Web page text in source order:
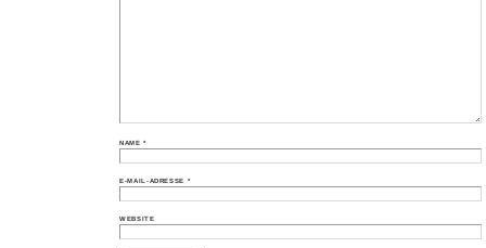
NAME*
E-MAIL-ADRESSE *
WEBSITE